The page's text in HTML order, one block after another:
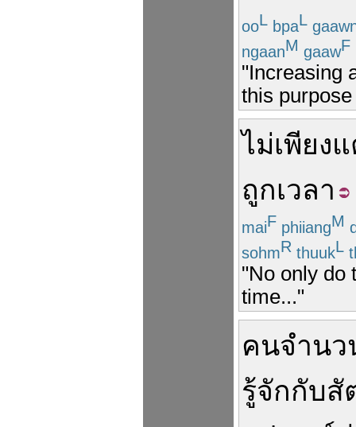
ooL bpaL
ngaanM gaawF
"Increasing
this
ไม่เพียง
ถูกเวลา
maiF phiiangM
sohmR thuukL
"No only do
time..."
คนจำนว
รู้จักกับสั